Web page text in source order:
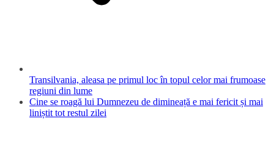
Transilvania, aleasa pe primul loc în topul celor mai frumoase
regiuni din lume
Cine se roagă lui Dumnezeu de dimineață e mai fericit și mai
liniștit tot restul zilei